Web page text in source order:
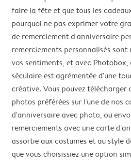
faire la fête et que tous les
pourquoi ne pas exprimer votre
de remerciement d'anniversaire
remerciements personnalisés
vos sentiments, et avec
séculaire est agrémentée d'une
créative. Vous pouvez télécharger
photos préférées sur l'une de nos
d'anniversaire avec photo, ou
remerciements avec une carte
assortie aux costumes et au style
que vous choisissiez une option